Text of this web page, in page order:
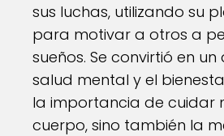
sus luchas, utilizando su
para motivar a otros a
sueños. Se convirtió en
salud mental y el
la importancia de cuidar
cuerpo, sino también la